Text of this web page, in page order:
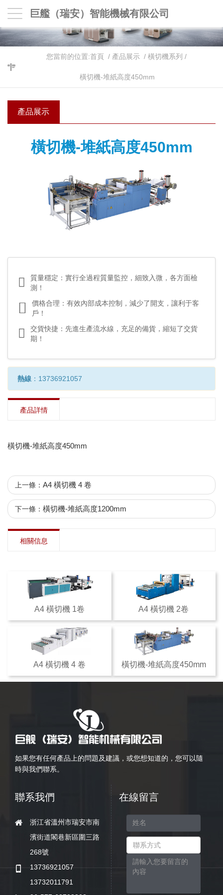
巨艦（瑞安）智能機械有限公司
您當前的位置:首頁/ 產品展示/ 橫切機系列 /
橫切機-堆紙高度450mm
產品展示
橫切機-堆紙高度450mm
質量穩定：實行全過程質量監控，細致入微，各方面檢
測！
價格合理：有效內部成本控制，減少了開支，讓利于客
戶！
交貨快捷：先進生產流水線，充足的備貨，縮短了交貨
期！
熱線 ：13736921057
產品詳情
橫切機-堆紙高度450mm
上一條： A4 橫切機 4 卷
下一條： 橫切機-堆紙高度1200mm
相關信息
A4 橫切機 1卷 A4 橫切機 2卷
A4 橫切機 4 卷 橫切機-堆紙高度450mm
如果您有任何產品上的問題及建議，或您想知道的，您可以隨
時與我們聯系。
聯系我們
浙江省溫州市瑞安市南
濱街道閣巷新區圍三路
268號
13736921057
13732011791
在線留言